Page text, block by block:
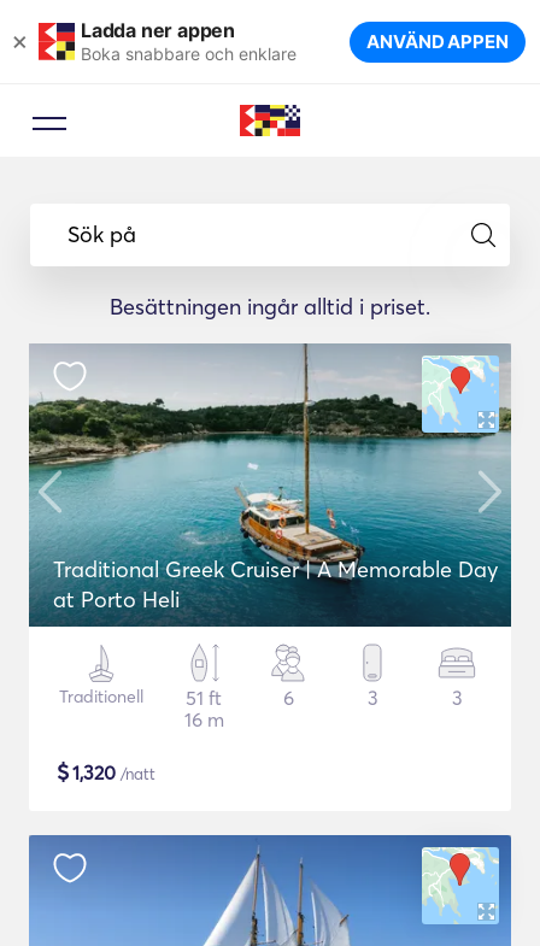
× Ladda ner appen
Boka snabbare och enklare ANVÄND APPEN
Sök på
Besättningen ingår alltid i priset.
Traditional Greek Cruiser | A Memorable Day
at Porto Heli
Traditionell
51 ft
16 m
6 3 3
$1,320 /natt